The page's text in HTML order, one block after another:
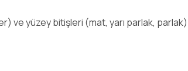
ve yüzey bitişleri (mat, yarı parlak, parlak)